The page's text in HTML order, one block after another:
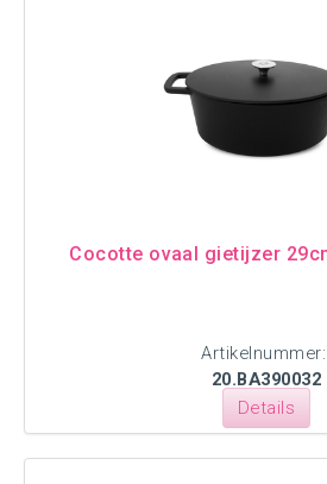
Cocotte ovaal gietijzer
Artikelnummer:
20.BA390032
Details